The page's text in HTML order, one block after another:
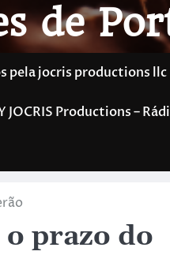
de
pela jocris productions llc
JOCRIS Productions –
prazo do